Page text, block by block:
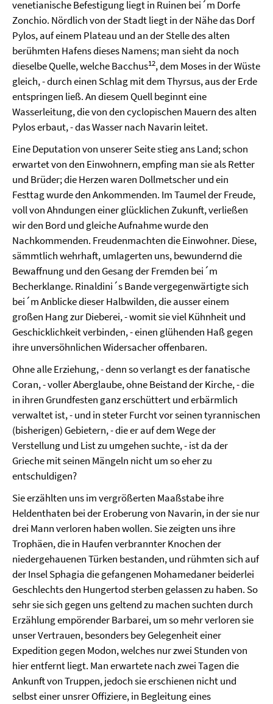
venetianische Befestigung liegt in Ruinen bei´m Dorfe
Zonchio. Nördlich von der Stadt liegt in der Nähe das Dorf
Pylos, auf einem Plateau und an der Stelle des alten
berühmten Hafens dieses Namens; man sieht da noch
dieselbe Quelle, welche Bacchus12, dem Moses in der Wüste
gleich, - durch einen Schlag mit dem Thyrsus, aus der Erde
entspringen ließ. An diesem Quell beginnt eine
Wasserleitung, die von den cyclopischen Mauern des alten
Pylos erbaut, - das Wasser nach Navarin leitet.
Eine Deputation von unserer Seite stieg ans Land; schon
erwartet von den Einwohnern, empfing man sie als Retter
und Brüder; die Herzen waren Dollmetscher und ein
Festtag wurde den Ankommenden. Im Taumel der Freude,
voll von Ahndungen einer glücklichen Zukunft, verließen
wir den Bord und gleiche Aufnahme wurde den
Nachkommenden. Freudenmachten die Einwohner. Diese,
sämmtlich wehrhaft, umlagerten uns, bewundernd die
Bewaffnung und den Gesang der Fremden bei´m
Becherklange. Rinaldini´s Bande vergegenwärtigte sich
bei´m Anblicke dieser Halbwilden, die ausser einem
großen Hang zur Dieberei, - womit sie viel Kühnheit und
Geschicklichkeit verbinden, - einen glühenden Haß gegen
ihre unversöhnlichen Widersacher offenbaren.
Ohne alle Erziehung, - denn so verlangt es der fanatische
Coran, - voller Aberglaube, ohne Beistand der Kirche, - die
in ihren Grundfesten ganz erschüttert und erbärmlich
verwaltet ist, - und in steter Furcht vor seinen tyrannischen
(bisherigen) Gebietern, - die er auf dem Wege der
Verstellung und List zu umgehen suchte, - ist da der
Grieche mit seinen Mängeln nicht um so eher zu
entschuldigen?
Sie erzählten uns im vergrößerten Maaßstabe ihre
Heldenthaten bei der Eroberung von Navarin, in der sie nur
drei Mann verloren haben wollen. Sie zeigten uns ihre
Trophäen, die in Haufen verbrannter Knochen der
niedergehauenen Türken bestanden, und rühmten sich auf
der Insel Sphagia die gefangenen Mohamedaner beiderlei
Geschlechts den Hungertod sterben gelassen zu haben. So
sehr sie sich gegen uns geltend zu machen suchten durch
Erzählung empörender Barbarei, um so mehr verloren sie
unser Vertrauen, besonders bey Gelegenheit einer
Expedition gegen Modon, welches nur zwei Stunden von
hier entfernt liegt. Man erwartete nach zwei Tagen die
Ankunft von Truppen, jedoch sie erschienen nicht und
selbst einer unsrer Offiziere, in Begleitung eines